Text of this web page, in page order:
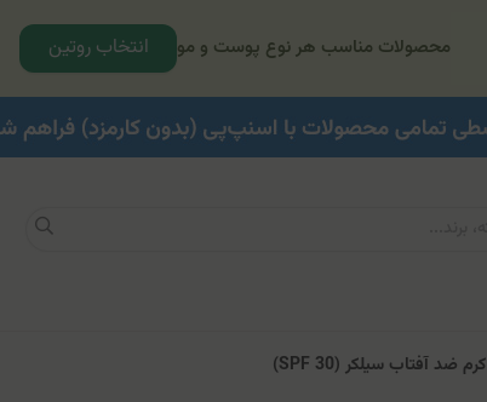
محصولات مناسب هر نوع پوست و مو انتخاب روتین
کرم ضد آفتاب سیلکر (SPF 30)